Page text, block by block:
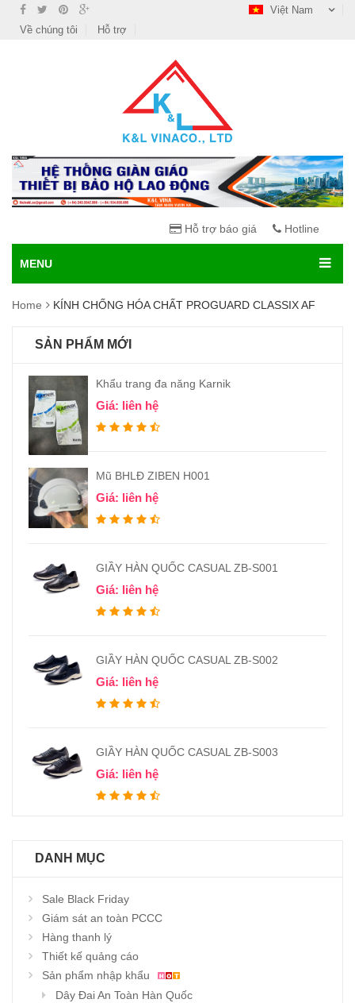
Việt Nam
Về chúng tôi
Hỗ trợ
Hỗ trợ báo giá Hotline
MENU
Home KÍNH CHỐNG HÓA CHẤT PROGUARD CLASSIX AF
SẢN PHẨM MỚI
Khẩu trang đa năng Karnik
Giá: liên hệ
Mũ BHLĐ ZIBEN H001
Giá: liên hệ
GIẦY HÀN QUỐC CASUAL ZB-S001
Giá: liên hệ
GIẦY HÀN QUỐC CASUAL ZB-S002
Giá: liên hệ
GIẦY HÀN QUỐC CASUAL ZB-S003
Giá: liên hệ
DANH MỤC
Sale Black Friday
Giám sát an toàn PCCC
Hàng thanh lý
Thiết kế quảng cáo
Sản phẩm nhập khẩu
Dây Đai An Toàn Hàn Quốc